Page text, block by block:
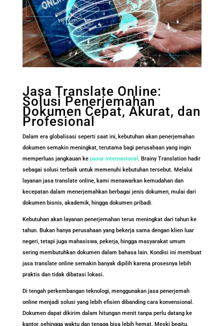
Jasa Translate Online:
Solusi Penerjemahan
Dokumen Cepat, Akurat, dan
Profesional
Dalam era globalisasi seperti saat ini, kebutuhan akan penerjemahan
dokumen semakin meningkat, terutama bagi perusahaan yang ingin
memperluas jangkauan ke pasar internasional . Brainy Translation hadir
sebagai solusi terbaik untuk memenuhi kebutuhan tersebut. Melalui
layanan jasa translate online, kami menawarkan kemudahan dan
kecepatan dalam menerjemahkan berbagai jenis dokumen, mulai dari
dokumen bisnis, akademik, hingga dokumen pribadi.
Kebutuhan akan layanan penerjemahan terus meningkat dari tahun ke
tahun. Bukan hanya perusahaan yang bekerja sama dengan klien luar
negeri, tetapi juga mahasiswa, pekerja, hingga masyarakat umum
sering membutuhkan dokumen dalam bahasa lain. Kondisi ini membuat
jasa translate online semakin banyak dipilih karena prosesnya lebih
praktis dan tidak dibatasi lokasi.
Di tengah perkembangan teknologi, menggunakan jasa penerjemah
online menjadi solusi yang lebih efisien dibanding cara konvensional.
Dokumen dapat dikirim dalam hitungan menit tanpa perlu datang ke
kantor, sehingga waktu dan tenaga bisa lebih hemat. Meski begitu,